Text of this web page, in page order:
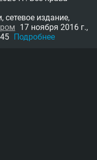
издание,
17 ноября 2016 г.,
Подробнее